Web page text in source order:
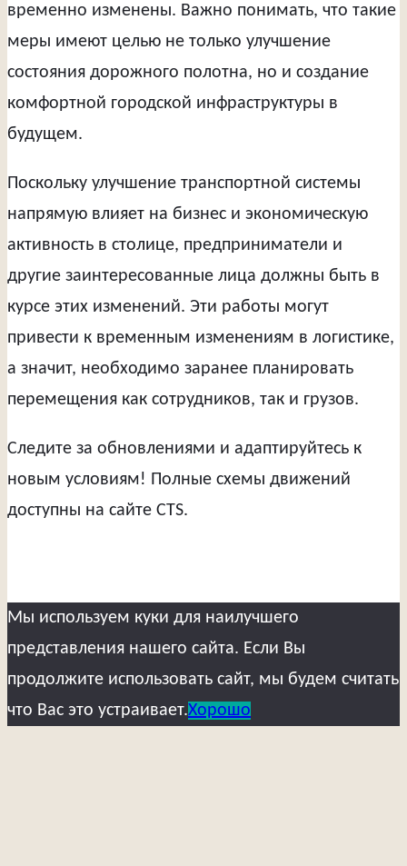
временно изменены. Важно понимать, что такие
меры имеют целью не только улучшение
состояния дорожного полотна, но и создание
комфортной городской инфраструктуры в
будущем.
Поскольку улучшение транспортной системы
напрямую влияет на бизнес и экономическую
активность в столице, предприниматели и
другие заинтересованные лица должны быть в
курсе этих изменений. Эти работы могут
привести к временным изменениям в логистике,
а значит, необходимо заранее планировать
перемещения как сотрудников, так и грузов.
Следите за обновлениями и адаптируйтесь к
новым условиям! Полные схемы движений
доступны на сайте CTS.
Мы используем куки для наилучшего
представления нашего сайта. Если Вы
продолжите использовать сайт, мы будем считать
что Вас это устраивает.Хорошо